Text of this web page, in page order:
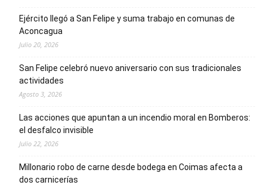
Ejército llegó a San Felipe y suma trabajo en comunas de
Aconcagua
Julio 20, 2026
San Felipe celebró nuevo aniversario con sus tradicionales
actividades
Agosto 3, 2026
Las acciones que apuntan a un incendio moral en Bomberos:
el desfalco invisible
Julio 22, 2026
Millonario robo de carne desde bodega en Coimas afecta a
dos carnicerías